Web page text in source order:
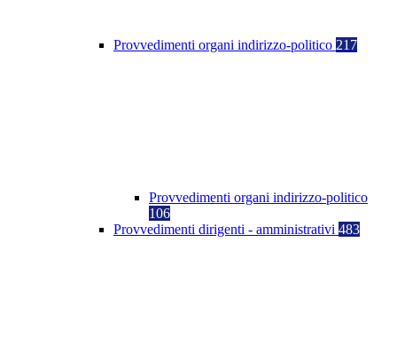
Provvedimenti organi indirizzo-politico 217
Provvedimenti organi indirizzo-politico
106
Provvedimenti dirigenti - amministrativi 483